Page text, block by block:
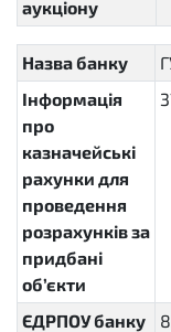
аукціону
Назва банку
Інформація
про
казначейські
рахунки для
проведення
розрахунків за
придбані
об’єкти
ЄДРПОУ банку